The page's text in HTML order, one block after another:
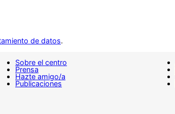
de datos.
Sobre el centro
Prensa
Hazte amigo/a
Publicaciones